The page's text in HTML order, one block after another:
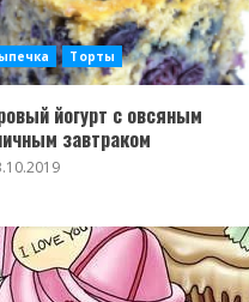
Торты
йогурт с овсяным
завтраком